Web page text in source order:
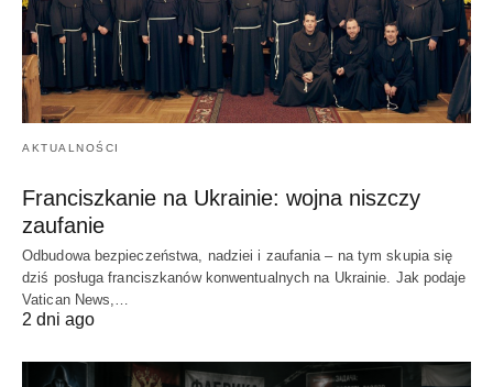
AKTUALNOŚCI
Franciszkanie na Ukrainie: wojna niszczy
zaufanie
Odbudowa bezpieczeństwa, nadziei i zaufania – na tym skupia się
dziś posługa franciszkanów konwentualnych na Ukrainie. Jak podaje
Vatican News,…
2 dni ago